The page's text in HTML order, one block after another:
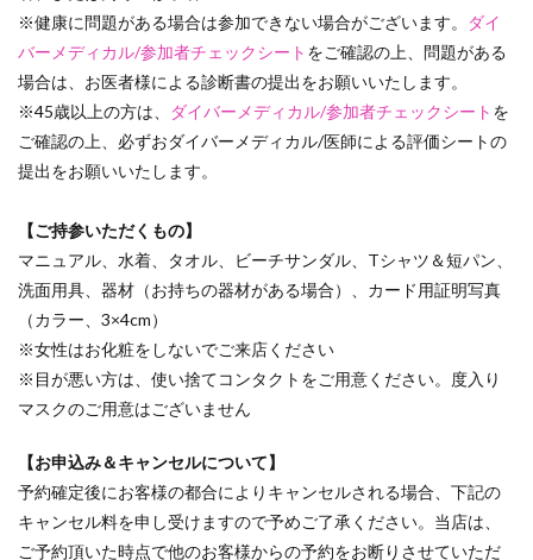
※健康に問題がある場合は参加できない場合がございます。
ダイ
バーメディカル/参加者チェックシート をご確認の上、問題がある
場合は、お医者様による診断書の提出をお願いいたします。
※45歳以上の方は、
ダイバーメディカル/参加者チェックシート を
ご確認の上、必ずおダイバーメディカル/医師による評価シートの
提出をお願いいたします。
【ご持参いただくもの】
マニュアル、水着、タオル、ビーチサンダル、Tシャツ＆短パン、
洗面用具、器材（お持ちの器材がある場合）、カード用証明写真
（カラー、3×4cm）
※女性はお化粧をしないでご来店ください
※目が悪い方は、使い捨てコンタクトをご用意ください。度入り
マスクのご用意はございません
【お申込み＆キャンセルについて】
予約確定後にお客様の都合によりキャンセルされる場合、下記の
キャンセル料を申し受けますので予めご了承ください。当店は、
ご予約頂いた時点で他のお客様からの予約をお断りさせていただ